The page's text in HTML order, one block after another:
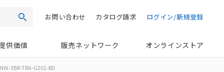
検索 ログイン/新規登録
カタログ請求
お問い合わせ
供価値 販売ネットワーク オンラインストア
3BR-TRA-G201-RD